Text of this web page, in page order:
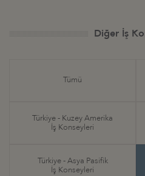
Diğer İş
Tümü
Türkiye - Kuzey Amerika
İş Konseyleri
Türkiye - Asya Pasifik
İş Konseyleri